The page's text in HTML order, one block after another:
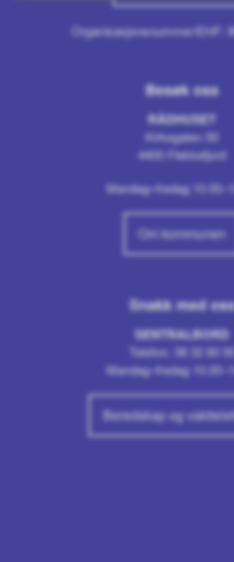
Organisasjonsnummer/EHF:
Besøk oss
RÅDHUSET
Kirkegaten 50
4400 Flekkefjord
Mandag–fredag
Om kommunen
Snakk med
SENTRALBORD
Telefon: 38 32 80 00
Mandag–fredag
Beredskap og